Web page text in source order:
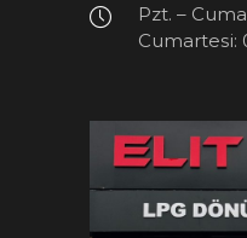
Pzt. –
Cumartesi: